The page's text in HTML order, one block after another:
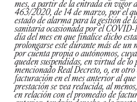
mes, a partir de la entrada en vigor
463/2020, de 14 de marzo, por el
estado de alarma para la gestión de
sanitaria ocasionada por el COVID-
día del mes en que finalice dicho
prolongarse este durante más de un
por cuenta propia o autónomos,
queden suspendidas, en virtud de lo
mencionado Real Decreto, o, en otro
facturación en el mes anterior al
prestación se vea reducida, al
en relación con el promedio de